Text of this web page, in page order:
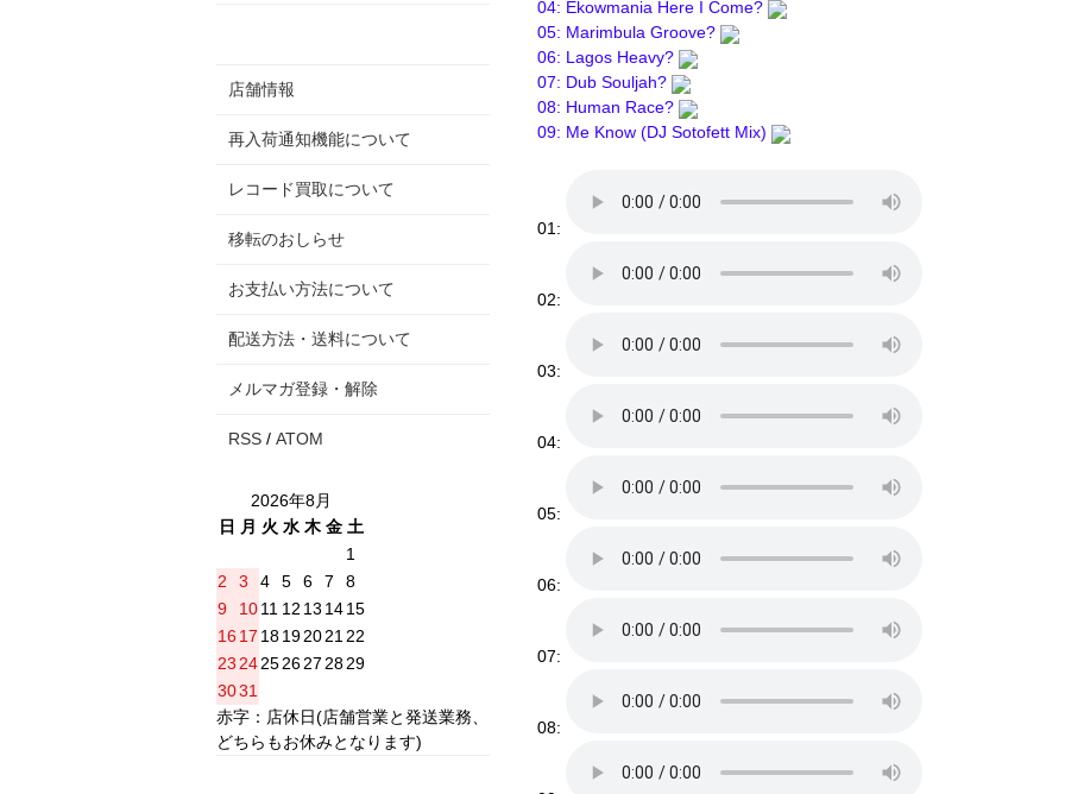
04: Ekowmania Here I Come?
05: Marimbula Groove?
06: Lagos Heavy?
07: Dub Souljah?
08: Human Race?
09: Me Know (DJ Sotofett Mix)
01:
02:
03:
04:
05:
06:
07:
08:
店舗情報
再入荷通知機能について
レコード買取について
移転のおしらせ
お支払い方法について
配送方法・送料について
メルマガ登録・解除
RSS / ATOM
2026年8月
日
月 火 水 木 金 土
1
2
3 4 5 6 7
8
9
1011 12 13 1415
16 17 18192021 22
23 24252627 2829
3031
赤字：店休日(店舗営業と発送業務、
どちらもお休みとなります)